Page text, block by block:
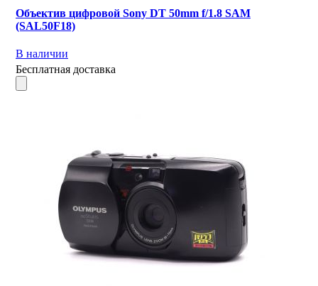
Объектив цифровой Sony DT 50mm f/1.8 SAM
(SAL50F18)
В наличии
Бесплатная доставка